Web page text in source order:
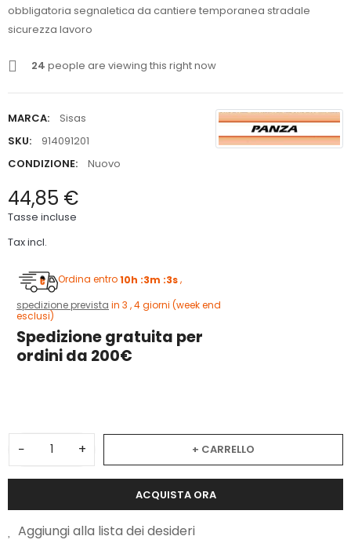
obbligatoria segnaletica da cantiere temporanea stradale
sicurezza lavoro
24 people are viewing this right now
MARCA:
Sisas
SKU:
914091201
CONDIZIONE:
Nuovo
44,85 €
Tasse incluse
Tax incl.
Ordina entro10h :3m :3s,
spedizione prevista in 3 , 4 giorni (week end
esclusi)
Spedizione gratuita per
ordini da 200€
− + + CARRELLO
ACQUISTA ORA
Aggiungi alla lista dei desideri